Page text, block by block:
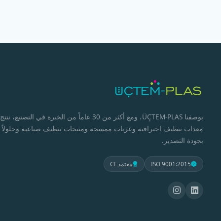
بوصفنا ÜÇTEM-PLAS، ومع أكثر من 30 عاماً من الخبرة في التصنيع، ننتج
معدات تنظيف احترافية وعربات ممسحة ومنتجات تنظيف صناعية وحلولاً
بجودة التصدير.
ISO 9001:2015 معتمد CE